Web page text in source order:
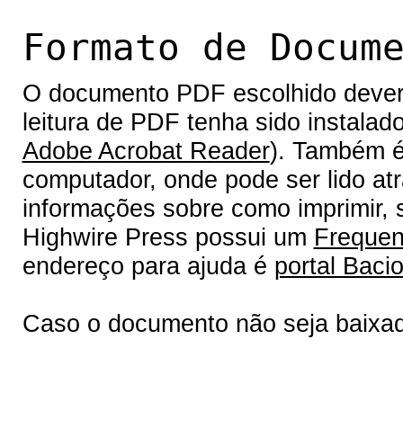
Formato de
O documento PDF escolhido
leitura de PDF tenha sido
Adobe Acrobat Reader). Também
computador, onde pode ser lido
informações sobre como
Highwire Press possui um
endereço para ajuda é portal
Caso o documento não seja